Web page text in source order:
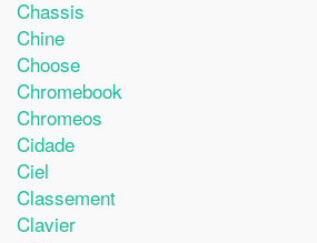
Chassis
Chine
Choose
Chromebook
Chromeos
Cidade
Ciel
Classement
Clavier